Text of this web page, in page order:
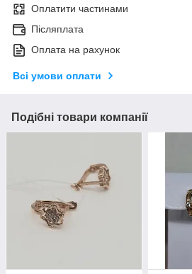
Оплатити частинами
Післяплата
Оплата на рахунок
Всі умови оплати
Подібні товари компанії